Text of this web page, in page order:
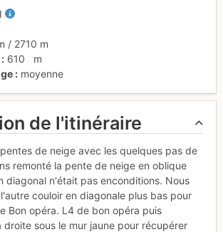
/ 2710 m
610
m
moyenne
de l'itinéraire
de neige avec les quelques pas de
remonté la pente de neige en oblique
diagonal n'était pas enconditions. Nous
couloir en diagonale plus bas pour
Bon opéra. L4 de bon opéra puis
droite sous le mur jaune pour récupérer